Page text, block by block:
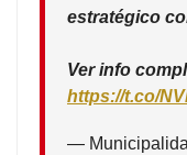
estratégico
Ver info
https://t.co/
—